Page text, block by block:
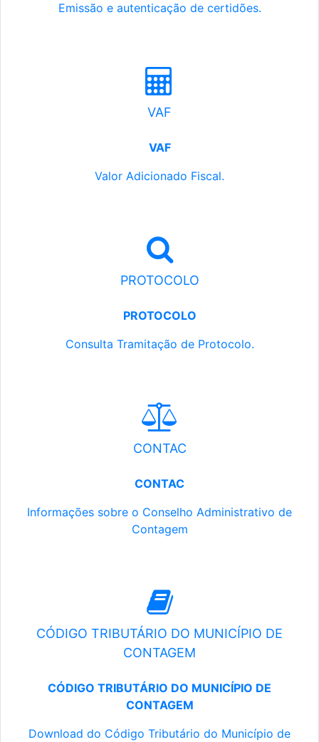
Emissão e autenticação de certidões.
VAF
VAF
Valor Adicionado Fiscal.
PROTOCOLO
PROTOCOLO
Consulta Tramitação de Protocolo.
CONTAC
CONTAC
Informações sobre o Conselho Administrativo de
Contagem
CÓDIGO TRIBUTÁRIO DO MUNICÍPIO DE
CONTAGEM
CÓDIGO TRIBUTÁRIO DO MUNICÍPIO DE
CONTAGEM
Download do Código Tributário do Município de